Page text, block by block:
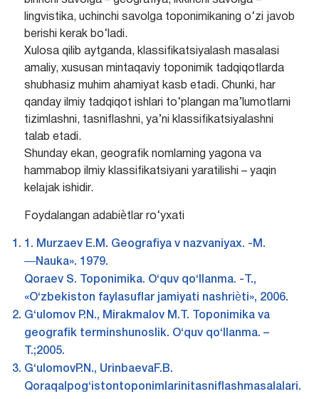
lingvistika, uchinchi savolga toponimikaning o‘zi javob
berishi kerak bo‘ladi.
Xulosa qilib aytganda, klassifikatsiyalash masalasi
amaliy, xususan mintaqaviy toponimik tadqiqotlarda
shubhasiz muhim ahamiyat kasb etadi. Chunki, har
qanday ilmiy tadqiqot ishlari to‘plangan ma’lumotlarni
tizimlashni, tasniflashni, ya’ni klassifikatsiyalashni
talab etadi.
Shunday ekan, geografik nomlarning yagona va
hammabop ilmiy klassifikatsiyani yaratilishi – yaqin
kelajak ishidir.
Foydalangan adabiѐtlar ro‘yxati
1. Murzaev E.M. Geografiya v nazvaniyax. -M.
―Nauka». 1979.
Qoraev S. Toponimika. O‘quv qo‘llanma. -T.,
«O‘zbekiston faylasuflar jamiyati nashriѐti», 2006.
G‘ulomov P.N., Mirakmalov M.T. Toponimika va
geografik terminshunoslik. O‘quv qo‘llanma. –
T.;2005.
G‘ulomovP.N., UrinbaevaF.B.
Qoraqalpog‘istontoponimlarinitasniflashmasalalari.